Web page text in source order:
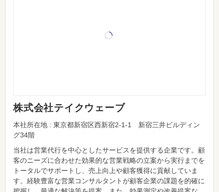
株式会社テイクウェーブ
本社所在地 : 東京都新宿区西新宿2-1-1 新宿三井ビルディン
グ34階
当社は営業代行を中心としたサービスを提供する企業です。顧
客のニーズに合わせた効果的な営業戦略の立案から実行までを
トータルでサポートし、売上向上や顧客獲得に貢献していま
す。経験豊富な営業コンサルタントが顧客企業の課題を的確に